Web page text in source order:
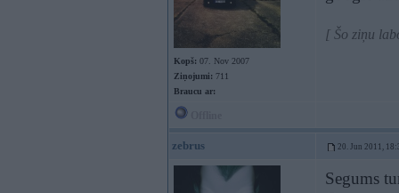
Kopš: 07. Nov 2007
Ziņojumi: 711
Braucu ar:
[ Šo ziņu
zebrus 20. Jun 2011,
Segums